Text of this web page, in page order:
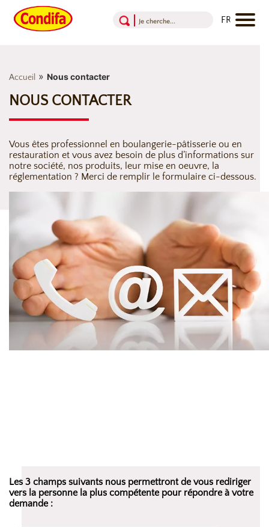
Accueil » Nous contacter
NOUS CONTACTER
Vous êtes professionnel en boulangerie-pâtisserie ou en
restauration et vous avez besoin de plus d’informations sur
notre société, nos produits, leur mise en oeuvre, la
réglementation ? Merci de remplir le formulaire ci-dessous.
Les 3 champs suivants nous permettront de vous rediriger
vers la personne la plus compétente pour répondre à votre
demande :